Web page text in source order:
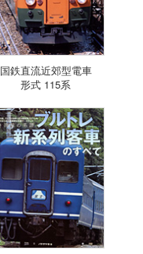
国鉄直流近郊型電車
形式 115系